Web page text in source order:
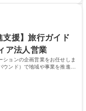
を描くことも可能です。
唯一の事業/福利厚生◎/
】■自己啓発支援：資格
）を補助 ■住宅手当：家
支援】旅行ガイド
ア法人営業
ションの企画営業をお任せしま
ンド）で地域や事業を推進し